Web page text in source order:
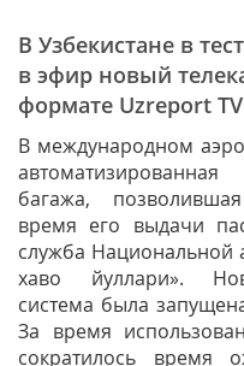
В Узбекистане в
в эфир новый
формате Uzreport
В международном
багажа,
время его выдачи
служба Национальной
хаво йуллари».
система была
За время
сократилось время